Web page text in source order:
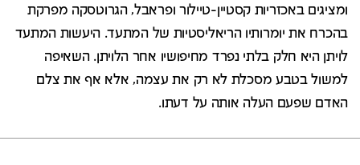
ומציגים באכזריות קסטיין-טיילור ופראבל, הגרוטסקה מפרקת
בהכרח את יומרותיו הריאליסטיות של המתעד. היעשות המתעד
לויתן היא חלק בלתי נפרד מחיפושיו אחר הלויתן. השאיפה
למשול בטבע מסכלת לא רק את עצמה, אלא אף את צלם
האדם שפעם העלה אותה על דעתו.